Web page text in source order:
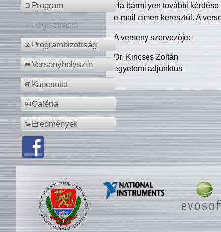
Program
Regisztráció
Programbizottság
Versenyhelyszín
Kapcsolat
Galéria
Eredmények
Ha bármilyen további
e-mail címen keresztül. A
A verseny szervezője:
Dr. Kincses Zoltán
egyetemi adjunktus